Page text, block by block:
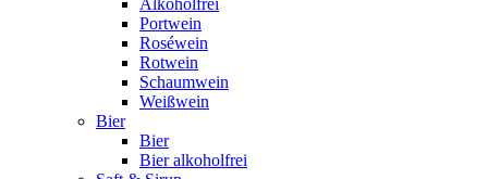
Alkoholfrei
Portwein
Roséwein
Rotwein
Schaumwein
Weißwein
Bier
Bier
Bier alkoholfrei